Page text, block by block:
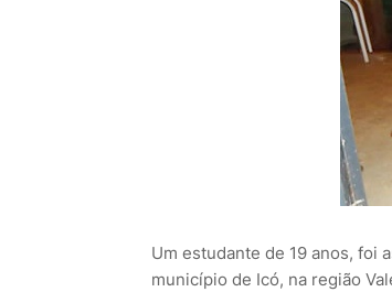
Um estudante de 19 anos, foi
município de Icó, na região